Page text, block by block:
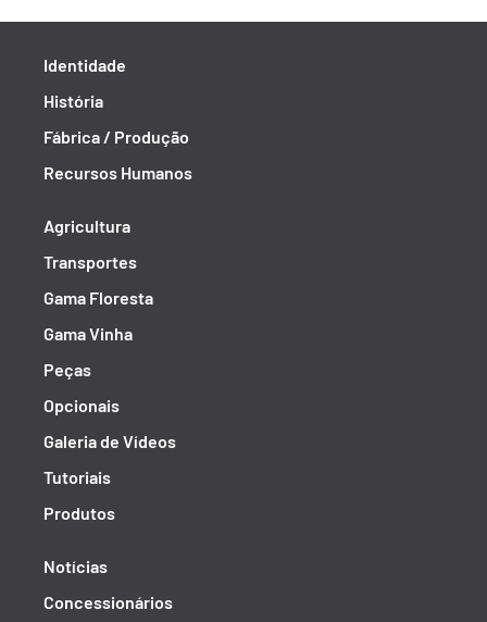
Identidade
História
Fábrica / Produção
Recursos Humanos
Agricultura
Transportes
Gama Floresta
Gama Vinha
Peças
Opcionais
Galeria de Vídeos
Tutoriais
Produtos
Notícias
Concessionários